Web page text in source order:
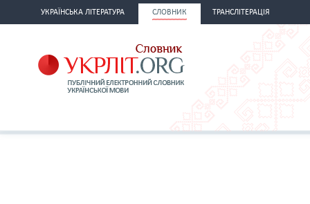
УКРАЇНСЬКА ЛІТЕРАТУРА СЛОВНИК ТРАНСЛІТЕРАЦІЯ